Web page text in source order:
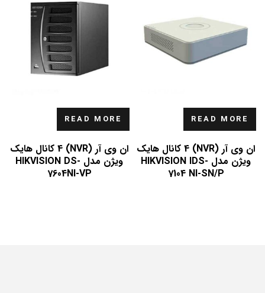
READ MORE
ان وی آر (NVR) 4 کانال هایک
ویژن مدل HIKVISION IDS-
7104 NI-SN/P
READ MORE
ان وی آر (NVR) 4 کانال هایک
ویژن مدل HIKVISION DS-
7604NI-VP